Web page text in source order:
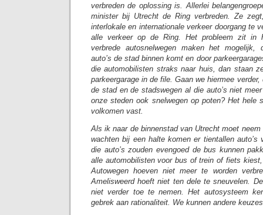
verbreden de oplossing is. Allerlei
minister bij Utrecht de Ring verbreden. Ze
interlokale en internationale verkeer doorgang te
alle verkeer op de Ring. Het probleem zit in
verbrede autosnelwegen maken het mogelijk,
auto’s de stad binnen komt en door
die automobilisten straks naar huis, dan staan
parkeergarage in de file. Gaan we hiermee
de stad en de stadswegen al die auto’s niet
onze steden ook snelwegen op poten? Het hele
volkomen vast.
Als ik naar de binnenstad van Utrecht moet
wachten bij een halte komen er tientallen auto’s
die auto’s zouden evengoed de bus kunnen
alle automobilisten voor bus of trein of fiets
Autowegen hoeven niet meer te worden
Amelisweerd hoeft niet ten dele te sneuvelen.
niet verder toe te nemen. Het autosysteem
gebrek aan rationaliteit. We kunnen andere